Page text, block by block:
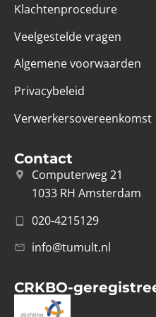
Klachtenprocedure
Veelgestelde vragen
Algemene voorwaarden
Privacybeleid
Verwerkersovereenkomst
Contact
Computerweg 21
1033 RH Amsterdam
020-4215129
info@tumult.nl
CRKBO-